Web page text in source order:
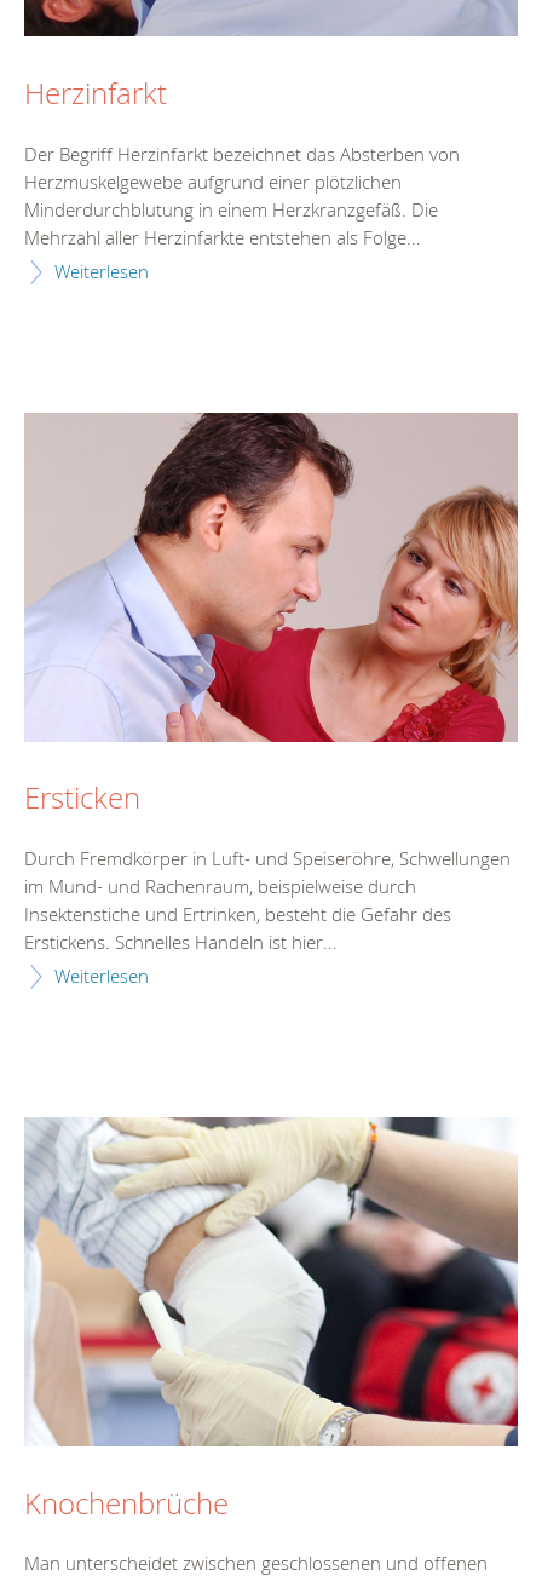
Herzinfarkt
Der Begriff Herzinfarkt bezeichnet das Absterben von
Herzmuskelgewebe aufgrund einer plötzlichen
Minderdurchblutung in einem Herzkranzgefäß. Die
Mehrzahl aller Herzinfarkte entstehen als Folge...
Weiterlesen
Ersticken
Durch Fremdkörper in Luft- und Speiseröhre, Schwellungen
im Mund- und Rachenraum, beispielweise durch
Insektenstiche und Ertrinken, besteht die Gefahr des
Erstickens. Schnelles Handeln ist hier...
Weiterlesen
Knochenbrüche
Man unterscheidet zwischen geschlossenen und offenen